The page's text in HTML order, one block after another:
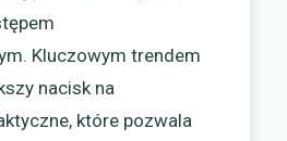
Kluczowym trendem
nacisk na
które pozwala